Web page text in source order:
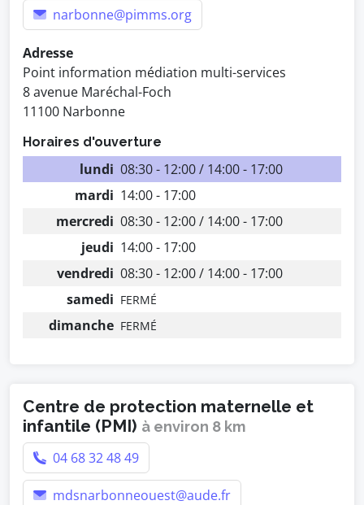
narbonne@pimms.org
Adresse
Point information médiation multi-services
8 avenue Maréchal-Foch
11100 Narbonne
Horaires d'ouverture
lundi 08:30 - 12:00 / 14:00 - 17:00
mardi 14:00 - 17:00
mercredi 08:30 - 12:00 / 14:00 - 17:00
jeudi 14:00 - 17:00
vendredi 08:30 - 12:00 / 14:00 - 17:00
samedi FERMÉ
dimanche FERMÉ
Centre de protection maternelle et
infantile (PMI) à environ 8 km
04 68 32 48 49
mdsnarbonneouest@aude.fr